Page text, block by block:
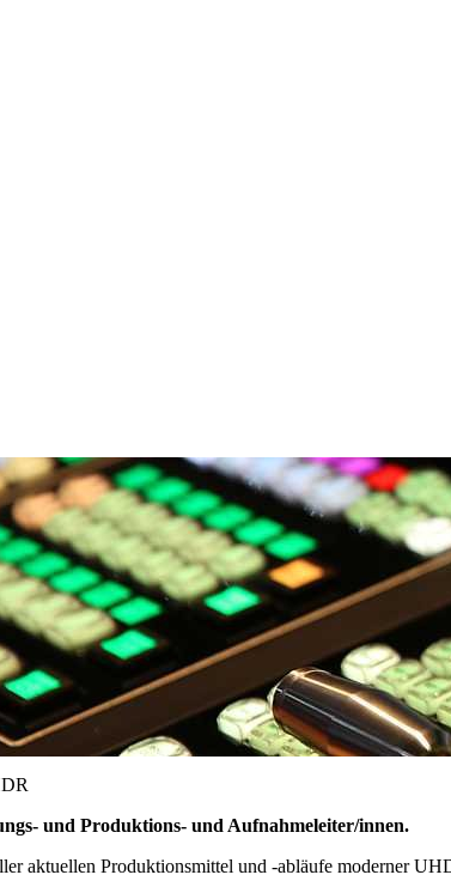
und Produktions- und Aufnahmeleiter/innen.
aktuellen Produktionsmittel und -abläufe moderner